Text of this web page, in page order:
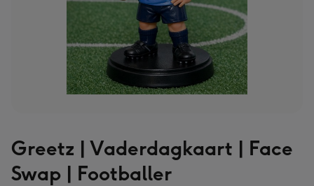
Greetz | Vaderdagkaart | Face
Swap | Footballer